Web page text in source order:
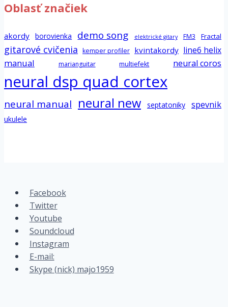
Oblasť značiek
akordy borovienka demo song elektrické gitary FM3 Fractal
gitarové cvičenia kemper profiler kvintakordy line6 helix
manual marianguitar multiefekt neural coros
neural dsp quad cortex
neural manual neural new septatoniky spevnik
ukulele
Facebook
Twitter
Youtube
Soundcloud
Instagram
E-mail:
Skype (nick) majo1959